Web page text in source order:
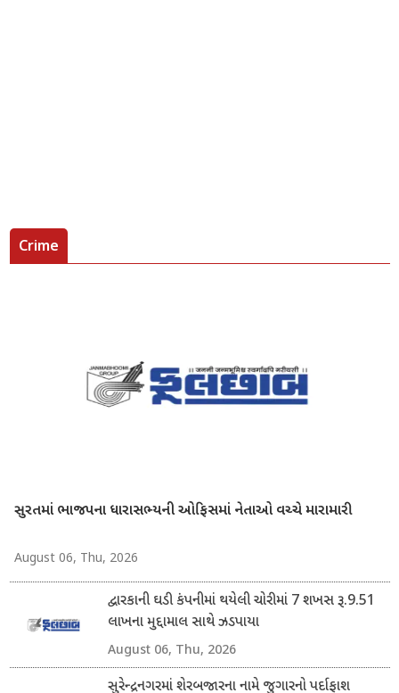
Crime
સુરતમાં ભાજપના ધારાસભ્યની ઓફિસમાં નેતાઓ વચ્ચે મારામારી
August 06, Thu, 2026
દ્વારકાની ઘડી કંપનીમાં થયેલી ચોરીમાં 7 શખસ રૂ.9.51
લાખના મુદ્દામાલ સાથે ઝડપાયા
August 06, Thu, 2026
સુરેન્દ્રનગરમાં શેરબજારના નામે જુગારનો પર્દાફાશ